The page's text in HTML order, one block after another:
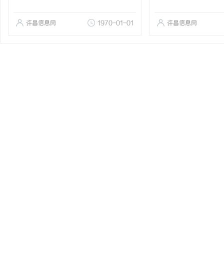
许昌信息网 1970-01-01 许昌信息网